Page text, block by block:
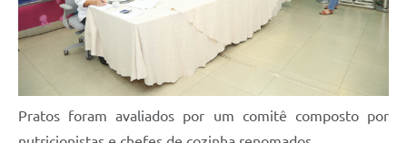
Pratos foram avaliados por um comitê composto por